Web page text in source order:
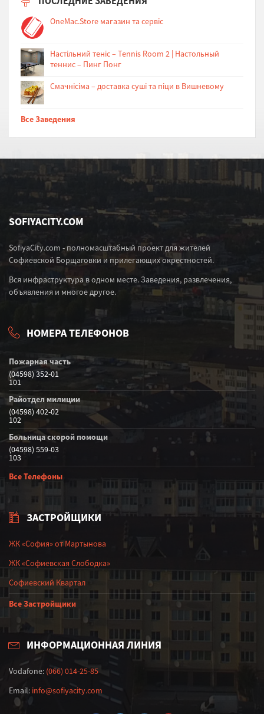
OneMac.Store магазин та сервіс
Настільний теніс – Tennis Room 2 | Настольный
теннис – Пинг Понг
Cмачнісіма – доставка суші та піци в Вишневому
Все Заведения
SOFIYACITY.COM
SofiyaCity.com - полномасштабный проект для жителей
Софиевской Борщаговки и прилегающих окрестностей.
Вся инфраструктура в одном месте. Заведения, развлечения,
объявления и многое другое.
НОМЕРА ТЕЛЕФОНОВ
Пожарная часть
(04598) 352-01
101
Райотдел милиции
(04598) 402-02
102
Больница скорой помощи
(04598) 559-03
103
Все Телефоны
ЗАСТРОЙЩИКИ
ЖК «София» от Мартынова
ЖК «Софиевская Слободка»
Софиевский Квартал
Все Застройщики
ИНФОРМАЦИОННАЯ ЛИНИЯ
Vodafone: (066) 014-25-85
Email: info@sofiyacity.com